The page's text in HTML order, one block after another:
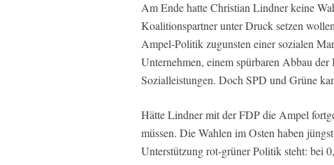
Am Ende hatte Christian Lindner keine
Koalitionspartner unter Druck setzen
Ampel-Politik zugunsten einer sozialen
Unternehmen, einem spürbaren Abbau
Sozialleistungen. Doch SPD und Grüne
Hätte Lindner mit der FDP die Ampel
müssen. Die Wahlen im Osten haben
Unterstützung rot-grüner Politik steht: bei